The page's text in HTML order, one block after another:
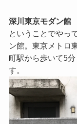
深川東京モダン館
ということでやっ
ン館。東京メトロ
町駅から歩いて5
す。